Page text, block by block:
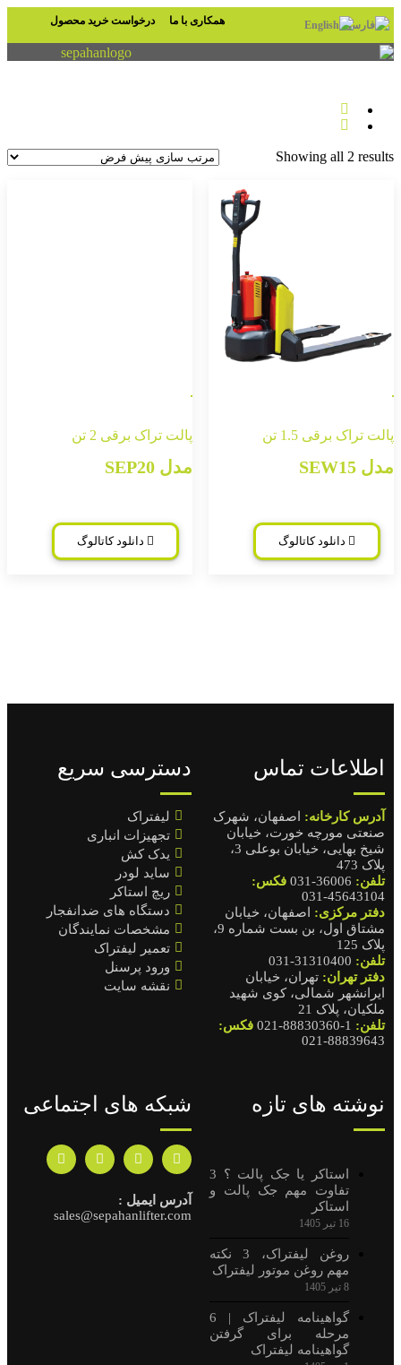
با ما درخواست خرید محصول
پالت تراک برقی 2 تن
مدل SEP20
دانلود کاتالوگ
دسترسی سریع
لیفتراک
تجهیزات انباری
یدک کش
ساید لودر
ریچ استاکر
دستگاه های ضدانفجار
مشخصات نمایندگان
تعمیر لیفتراک
ورود پرسنل
نقشه سایت
شبکه های اجتماعی
آدرس ایمیل :
sales@sepahanlifter.com